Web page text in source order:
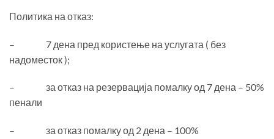
Политика на отказ:
– 7 дена пред користење на услугата ( без
надоместок );
– за отказ на резервација помалку од 7 дена – 50%
пенали
– за отказ помалку од 2 дена – 100%